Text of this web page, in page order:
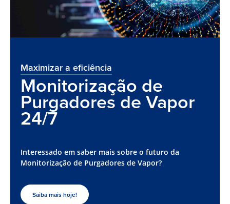
Maximizar a eficiência
Monitorização de
Purgadores de Vapor
24/7
Interessado em saber mais sobre o futuro da
Monitorização de Purgadores de Vapor?
Saiba mais hoje!